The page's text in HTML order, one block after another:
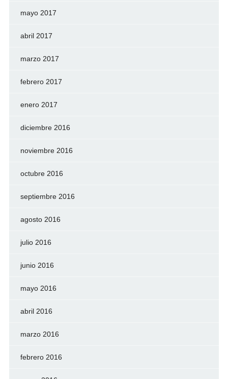
mayo 2017
abril 2017
marzo 2017
febrero 2017
enero 2017
diciembre 2016
noviembre 2016
octubre 2016
septiembre 2016
agosto 2016
julio 2016
junio 2016
mayo 2016
abril 2016
marzo 2016
febrero 2016